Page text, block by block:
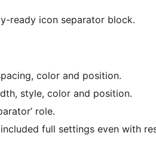
ready icon separator block.
color and position.
style, color and position.
role.
full settings even with